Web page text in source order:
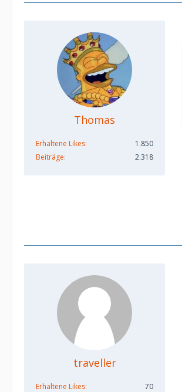
Thomas
Erhaltene Likes
1.850
Beiträge
2.318
traveller
Erhaltene Likes
70